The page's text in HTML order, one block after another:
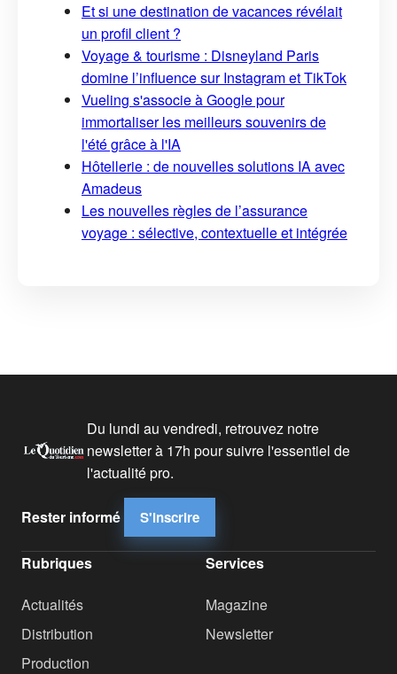
Et si une destination de vacances révélait
un profil client ?
Voyage & tourisme : Disneyland Paris
domine l’influence sur Instagram et TikTok
Vueling s'associe à Google pour
immortaliser les meilleurs souvenirs de
l'été grâce à l'IA
Hôtellerie : de nouvelles solutions IA avec
Amadeus
Les nouvelles règles de l’assurance
voyage : sélective, contextuelle et intégrée
Du lundi au vendredi, retrouvez notre
newsletter à 17h pour suivre l'essentiel de
l'actualité pro.
Rester informé S'inscrire
Rubriques
Actualités
Distribution
Production
Services
Magazine
Newsletter